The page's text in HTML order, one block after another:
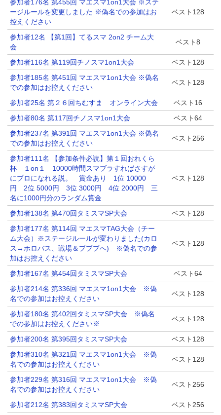
参加者176名 第455回 マエスマ1on1大会 ※ステ
ージルールを変更しました ※偽名での参加はお
控えください
ベスト128
参加者12名 【第1回】てるスマ 2on2 チーム大
会
ベスト8
参加者116名 第119回チノスマ1on1大会
ベスト128
参加者185名 第451回 マエスマ1on1大会 ※偽名
での参加はお控えください
ベスト128
参加者25名 第２６回ちむすま オンライン大会
ベスト16
参加者80名 第117回チノスマ1on1大会
ベスト64
参加者237名 第391回 マエスマ1on1大会 ※偽名
での参加はお控えください
ベスト256
参加者111名 【参加条件必読】第１回おれくら
杯 １on１ 10000時間スマブラすればさすが
にプロになれる説。 賞金あり 1位 10000
円 2位 5000円 3位 3000円 4位 2000円 三
名に1000円分のランダム賞金
ベスト128
参加者138名 第470回タミスマSP大会
ベスト128
参加者177名 第114回 マエスマTAG大会（チー
ム大会）※ステージルールが変わりました(カロ
ス→ホロバス、戦場＆プププへ) ※偽名での参
加はお控えください
ベスト128
参加者167名 第454回タミスマSP大会
ベスト64
参加者214名 第336回 マエスマ1on1大会 ※偽
名での参加はお控えください
ベスト128
参加者180名 第402回タミスマSP大会 ※偽名
での参加はお控えください※
ベスト128
参加者200名 第395回タミスマSP大会
ベスト128
参加者310名 第321回 マエスマ1on1大会 ※偽
名での参加はお控えください
ベスト128
参加者229名 第316回 マエスマ1on1大会 ※偽
名での参加はお控えください
ベスト256
参加者212名 第383回タミスマSP大会
ベスト256